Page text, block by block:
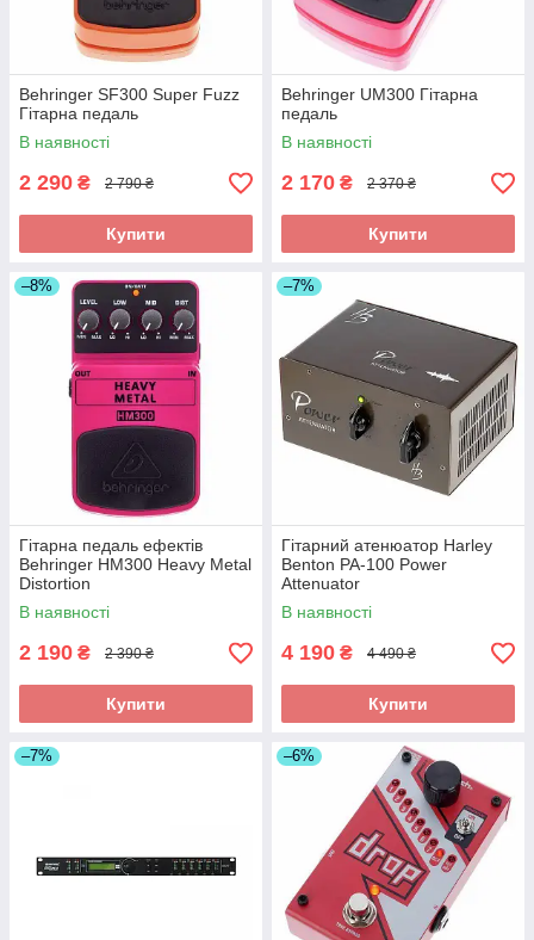
Behringer SF300 Super Fuzz
Гітарна педаль
В наявності
2 290 ₴ 2 790 ₴
Купити
Behringer UM300 Гітарна
педаль
В наявності
2 170 ₴ 2 370 ₴
Купити
–8%
Гітарна педаль ефектів
Behringer HM300 Heavy Metal
Distortion
В наявності
2 190 ₴ 2 390 ₴
Купити
–7%
Гітарний атенюатор Harley
Benton PA-100 Power
Attenuator
В наявності
4 190 ₴ 4 490 ₴
Купити
–7% –6%